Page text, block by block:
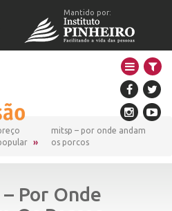
Mantido por:
mitsp – por onde andam
os porcos
Por Onde